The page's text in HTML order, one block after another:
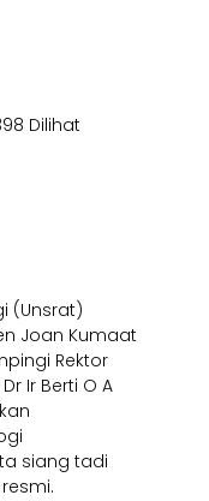
Dilihat
(Unsrat)
Joan Kumaat
Rektor
Ir Berti O A
siang tadi